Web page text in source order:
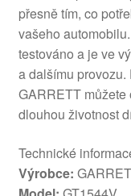
přesně tím, co
vašeho
testováno a je ve
a dalšímu
GARRETT
dlouhou životnost
Technické
Výrobce: